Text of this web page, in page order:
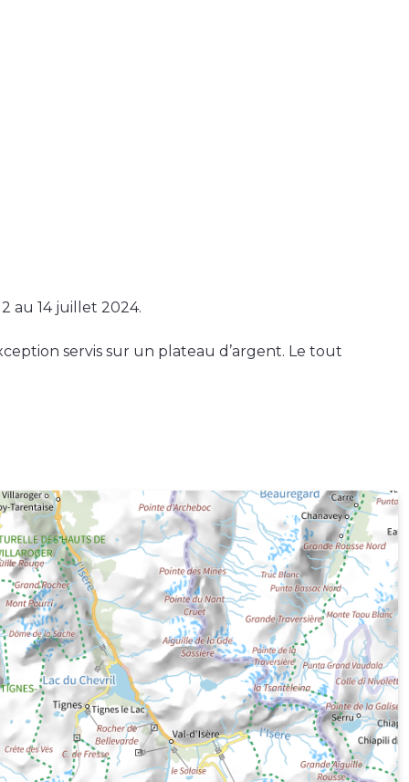
au 14 juillet 2024.
servis sur un plateau d’argent. Le tout